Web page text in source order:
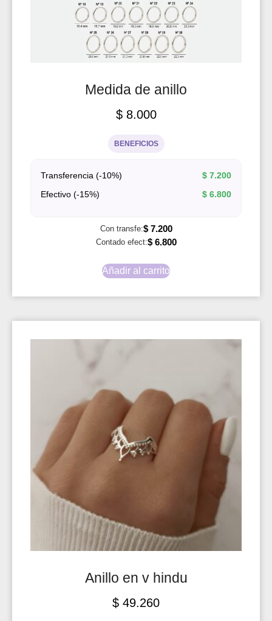
Medida de anillo
$8.000
BENEFICIOS
Transferencia (-10%) $ 7.200
Efectivo (-15%)
$ 6.800
Con transfe:$7.200
Contado efect:$6.800
Añadir al carrito
Anillo en v hindu
$ 49.260